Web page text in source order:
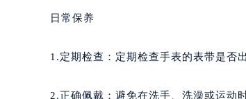
黑龙江省鸡西市鸡冠区
日常保养
1.定期检查：定期检查手表的表带是否
2.正确佩戴：避免在洗手、洗澡或运动